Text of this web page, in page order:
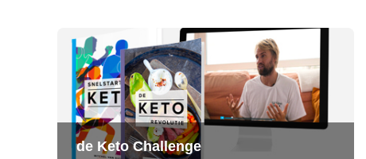
de Keto Challenge